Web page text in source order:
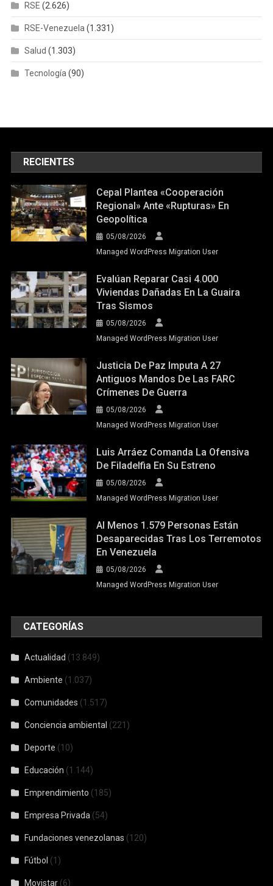
RSE (2.626)
RSE-Venezuela(1.331)
Salud (1.303)
Tecnología(90)
RECIENTES
Cepal Plantea «cooperación
Regional» Ante «rupturas» En
Geopolítica
05/08/2026
Managed WordPress Migration User
Evalúan Reparar Casi 4.000
Viviendas Dañadas En La Guaira
Tras Sismos
05/08/2026
Managed WordPress Migration User
Justicia De Paz Imputa A 27
Antiguos Mandos De Las FARC
Crímenes De Guerra
05/08/2026
Managed WordPress Migration User
Luis Arráez Comanda La Ofensiva
De Filadelfia En Su Estreno
05/08/2026
Managed WordPress Migration User
Al Menos 1.579 Personas Están
Desaparecidas Tras Los Terremotos
En Venezuela
05/08/2026
Managed WordPress Migration User
CATEGORÍAS
Actualidad (13.849)
Ambiente (1.037)
Comunidades (1.517)
Conciencia ambiental (221)
Deporte (10)
Educación (1.144)
Emprendimiento (185)
Empresa Privada (54)
Fundaciones venezolanas (120)
Fútbol (1)
Movistar (6)